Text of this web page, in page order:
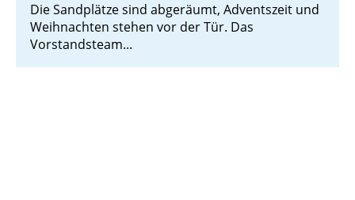
Die Sandplätze sind abgeräumt, Adventszeit und
Weihnachten stehen vor der Tür. Das
Vorstandsteam...